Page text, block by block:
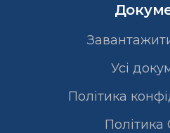
Усі
Політика
Полiтика